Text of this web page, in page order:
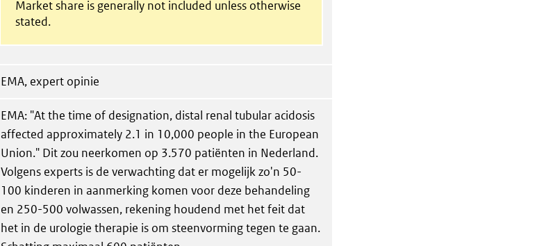
Market share is generally not included unless otherwise
stated.
EMA, expert opinie
EMA: "At the time of designation, distal renal tubular acidosis
affected approximately 2.1 in 10,000 people in the European
Union." Dit zou neerkomen op 3.570 patiënten in Nederland.
Volgens experts is de verwachting dat er mogelijk zo'n 50-
100 kinderen in aanmerking komen voor deze behandeling
en 250-500 volwassen, rekening houdend met het feit dat
het in de urologie therapie is om steenvorming tegen te gaan.